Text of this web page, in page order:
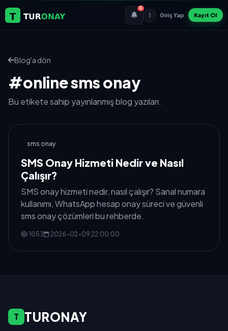
0
Giriş Yap Kayıt Ol
Blog'a dön
#online sms onay
Bu etikete sahip yayınlanmış blog yazıları.
sms onay
SMS Onay Hizmeti Nedir ve Nasıl
Çalışır?
SMS onay hizmeti nedir, nasıl çalışır? Sanal numara
kullanımı, WhatsApp hesap onay süreci ve güvenli
sms onay çözümleri bu rehberde.
1053 2026-02-09 22:00:00
T TURONAY